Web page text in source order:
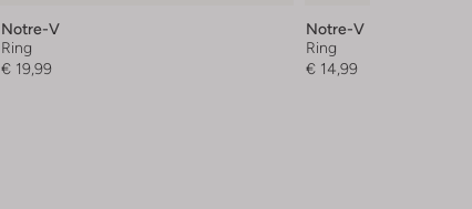
Notre-V
Ring
€ 19,99
Notre-V
Ring
€ 14,99